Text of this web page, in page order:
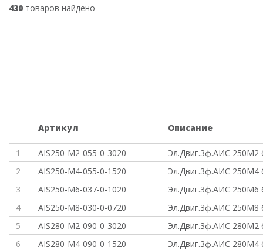
430 товаров найдено
Артикул Описание
1 AIS250-M2-055-0-3020
Эл.Двиг.3ф.АИС 250M2
2
AIS250-M4-055-0-1520
Эл.Двиг.3ф.АИС 250M4
3
AIS250-M6-037-0-1020
Эл.Двиг.3ф.АИС 250M6
4
AIS250-M8-030-0-0720
Эл.Двиг.3ф.АИС 250M8
5
AIS280-M2-090-0-3020
Эл.Двиг.3ф.АИС 280M2
6
AIS280-M4-090-0-1520
Эл.Двиг.3ф.АИС 280M4